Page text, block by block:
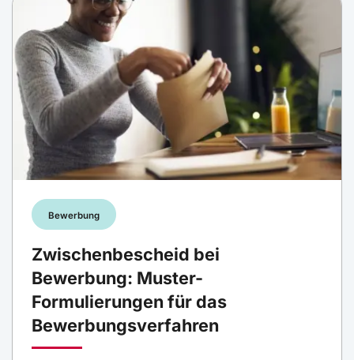
Bewerbung
Zwischenbescheid bei
Bewerbung: Muster-
Formulierungen für das
Bewerbungsverfahren